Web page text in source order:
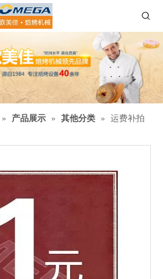
» 产品展示 » 其他分类 »
运费补拍